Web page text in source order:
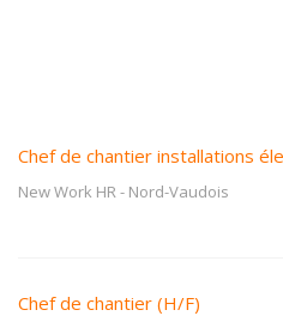
Chef de chantier installations
New Work HR- Nord-Vaudois
Chef de chantier (H/F)